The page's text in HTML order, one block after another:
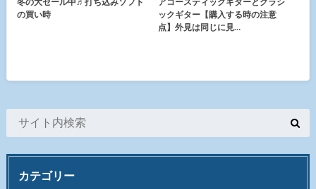
の買い時
ックギター【購入する時の注意
点】外見は同じに見…
カテゴリー